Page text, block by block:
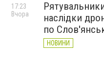
наслідки
по
НОВИНИ
17:23
Вчора